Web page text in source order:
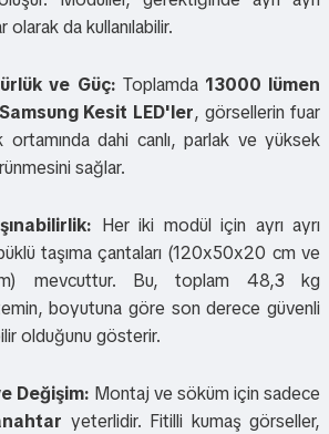
olarak da kullanılabilir.
ve Güç: Toplamda 13000 lümen
Samsung Kesit LED'ler, görsellerin fuar
ortamında dahi canlı, parlak ve yüksek
sağlar.
Her iki modül için ayrı ayrı
taşıma çantaları (120x50x20 cm ve
mevcuttur. Bu, toplam 48,3 kg
boyutuna göre son derece güvenli
olduğunu gösterir.
Değişim: Montaj ve söküm için sadece
yeterlidir. Fitilli kumaş görseller,